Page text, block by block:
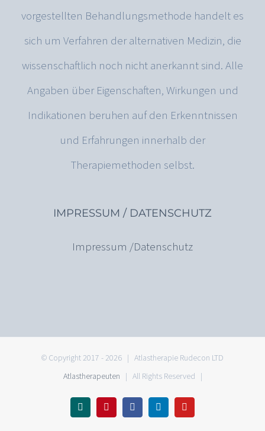
vorgestellten Behandlungsmethode handelt es
sich um Verfahren der alternativen Medizin, die
wissenschaftlich noch nicht anerkannt sind. Alle
Angaben über Eigenschaften, Wirkungen und
Indikationen beruhen auf den Erkenntnissen
und Erfahrungen innerhalb der
Therapiemethoden selbst.
IMPRESSUM / DATENSCHUTZ
Impressum /Datenschutz
© Copyright 2017 - 2026 | Atlastherapie Rudecon LTD
Atlastherapeuten | All Rights Reserved |
Xing PinterestFacebookLinkedInYouTube